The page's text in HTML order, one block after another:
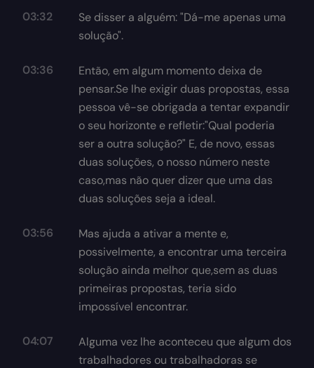
03:32
Se disser a alguém: "Dá-me apenas uma
solução".
03:36
Então, em algum momento deixa de
pensar.Se lhe exigir duas propostas, essa
pessoa vê-se obrigada a tentar expandir
o seu horizonte e refletir:"Qual poderia
ser a outra solução?" E, de novo, essas
duas soluções, o nosso número neste
caso,mas não quer dizer que uma das
duas soluções seja a ideal.
03:56
Mas ajuda a ativar a mente e,
possivelmente, a encontrar uma terceira
solução ainda melhor que,sem as duas
primeiras propostas, teria sido
impossível encontrar.
04:07
Alguma vez lhe aconteceu que algum dos
trabalhadores ou trabalhadoras se